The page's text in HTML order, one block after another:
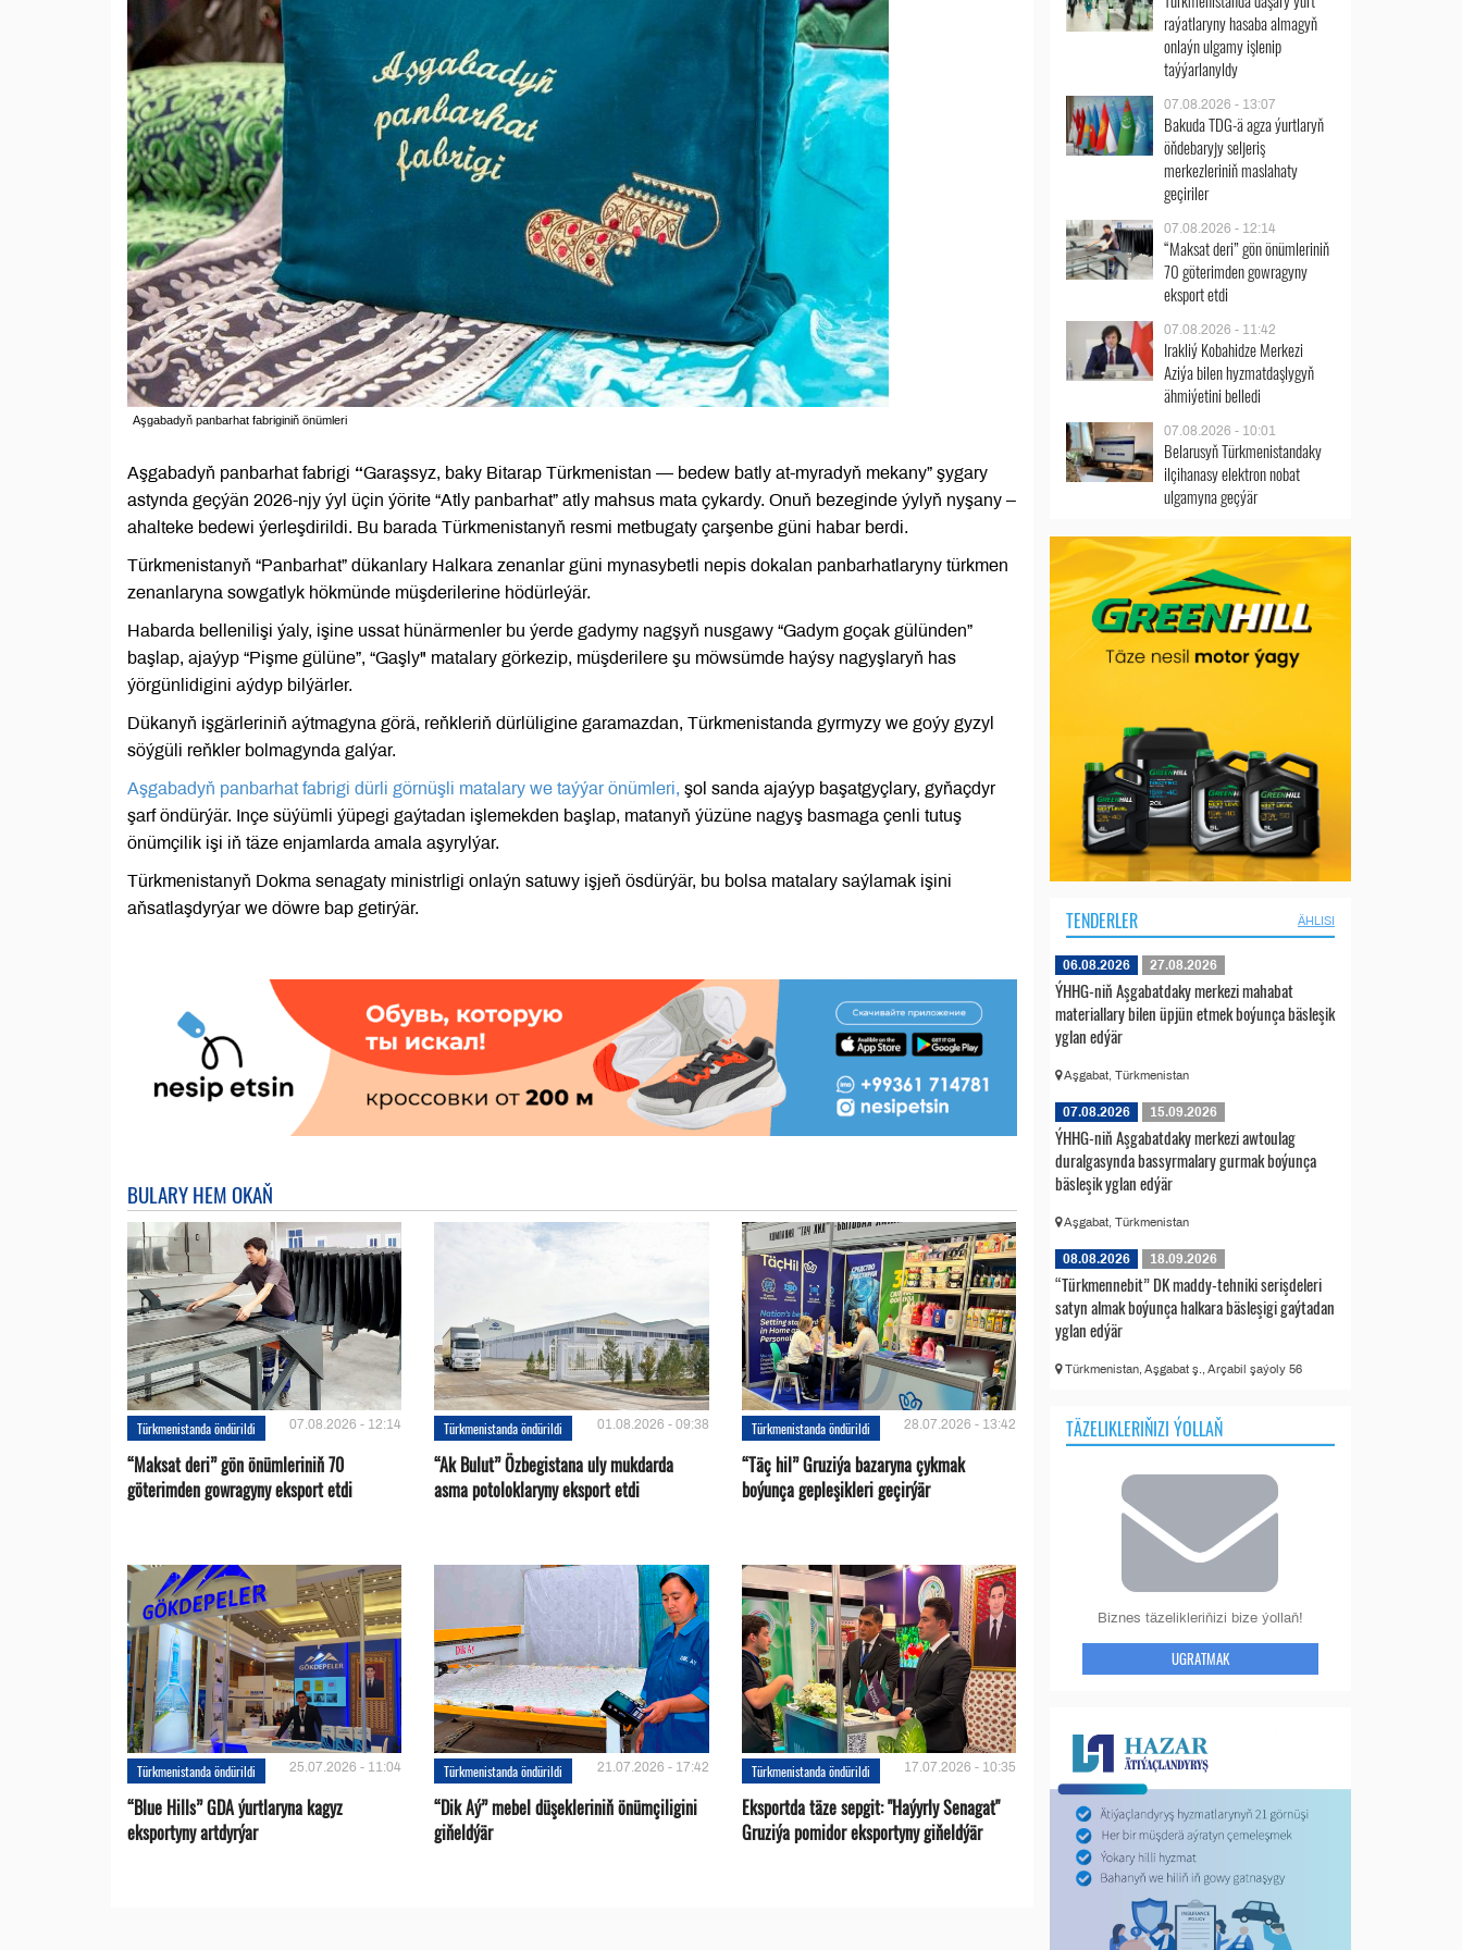
Aşgabadyň panbarhat fabriginiň önümleri
Aşgabadyň panbarhat fabrigi “Garaşsyz, baky Bitarap Türkmenistan — bedew batly at-myradyň mekany” şygary
astynda geçýän 2026-njy ýyl üçin ýörite “Atly panbarhat” atly mahsus mata çykardy. Onuň bezeginde ýylyň nyşany –
ahalteke bedewi ýerleşdirildi. Bu barada Türkmenistanyň resmi metbugaty çarşenbe güni habar berdi.
Türkmenistanyň “Panbarhat” dükanlary Halkara zenanlar güni mynasybetli nepis dokalan panbarhatlaryny türkmen
zenanlaryna sowgatlyk hökmünde müşderilerine hödürleýär.
Habarda bellenilişi ýaly, işine ussat hünärmenler bu ýerde gadymy nagşyň nusgawy “Gadym goçak gülünden”
başlap, ajaýyp “Pişme gülüne”, “Gaşly" matalary görkezip, müşderilere şu möwsümde haýsy nagyşlaryň has
ýörgünlidigini aýdyp bilýärler.
Dükanyň işgärleriniň aýtmagyna görä, reňkleriň dürlüligine garamazdan, Türkmenistanda gyrmyzy we goýy gyzyl
söýgüli reňkler bolmagynda galýar.
Aşgabadyň panbarhat fabrigi dürli görnüşli matalary we taýýar önümleri, şol sanda ajaýyp başatgyçlary, gyňaçdyr
şarf öndürýär. Inçe süýümli ýüpegi gaýtadan işlemekden başlap, matanyň ýüzüne nagyş basmaga çenli tutuş
önümçilik işi iň täze enjamlarda amala aşyrylýar.
Türkmenistanyň Dokma senagaty ministrligi onlaýn satuwy işjeň ösdürýär, bu bolsa matalary saýlamak işini
aňsatlaşdyrýar we döwre bap getirýär.
BULARY HEM OKAŇ
Türkmenistanda öndürildi 07.08.2026 - 12:14
“Maksat deri” gön önümleriniň 70
göterimden gowragyny eksport etdi
Türkmenistanda öndürildi 01.08.2026 - 09:38
“Ak Bulut” Özbegistana uly mukdarda
asma potoloklaryny eksport etdi
Türkmenistanda öndürildi 28.07.2026 - 13:42
“Täç hil” Gruziýa bazaryna çykmak
boýunça gepleşikleri geçirýär
Türkmenistanda öndürildi 25.07.2026 - 11:04
“Blue Hills” GDA ýurtlaryna kagyz
eksportyny artdyrýar
Türkmenistanda öndürildi 21.07.2026 - 17:42
“Dik Aý” mebel düşekleriniň önümçiligini
giňeldýär
Türkmenistanda öndürildi 17.07.2026 - 10:35
Eksportda täze sepgit: "Haýyrly Senagat"
Gruziýa pomidor eksportyny giňeldýär
raýatlaryny hasaba almagyň
onlaýn ulgamy işlenip
taýýarlanyldy
07.08.2026 - 13:07
Bakuda TDG-ä agza ýurtlaryň
öňdebaryjy seljeriş
merkezleriniň maslahaty
geçiriler
07.08.2026 - 12:14
“Maksat deri” gön önümleriniň
70 göterimden gowragyny
eksport etdi
07.08.2026 - 11:42
Irakliý Kobahidze Merkezi
Aziýa bilen hyzmatdaşlygyň
ähmiýetini belledi
07.08.2026 - 10:01
Belarusyň Türkmenistandaky
ilçihanasy elektron nobat
ulgamyna geçýär
TENDERLER ÄHLISI
06.08.2026 27.08.2026
ÝHHG-niň Aşgabatdaky merkezi mahabat
materiallary bilen üpjün etmek boýunça bäsleşik
yglan edýär
Aşgabat, Türkmenistan
07.08.2026 15.09.2026
ÝHHG-niň Aşgabatdaky merkezi awtoulag
duralgasynda bassyrmalary gurmak boýunça
bäsleşik yglan edýär
Aşgabat, Türkmenistan
08.08.2026 18.09.2026
“Türkmennebit” DK maddy-tehniki serişdeleri
satyn almak boýunça halkara bäsleşigi gaýtadan
yglan edýär
Türkmenistan, Aşgabat ş., Arçabil şaýoly 56
TÄZELIKLERIŇIZI ÝOLLAŇ
Biznes täzelikleriňizi bize ýollaň!
UGRATMAK